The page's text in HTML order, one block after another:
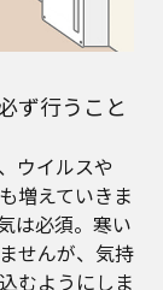
ず行うこと
ウイルスや
増えていきま
は必須。寒い
せんが、気持
むようにしま